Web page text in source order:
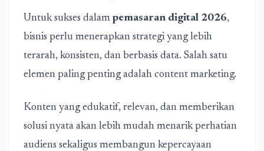
Untuk sukses dalam pemasaran digital 2026,
bisnis perlu menerapkan strategi yang lebih
terarah, konsisten, dan berbasis data. Salah satu
elemen paling penting adalah content marketing.
Konten yang edukatif, relevan, dan memberikan
solusi nyata akan lebih mudah menarik perhatian
audiens sekaligus membangun kepercayaan